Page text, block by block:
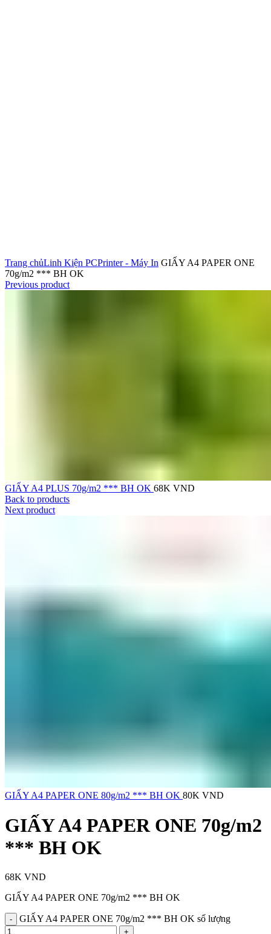
Trang chủLinh Kiện PCPrinter - Máy In GIẤY A4 PAPER ONE
70g/m2 *** BH OK
Previous product
GIẤY A4 PLUS 70g/m2 *** BH OK 68K VND
Back to products
Next product
GIẤY A4 PAPER ONE 80g/m2 *** BH OK 80K VND
GIẤY A4 PAPER ONE 70g/m2
*** BH OK
68K VND
GIẤY A4 PAPER ONE 70g/m2 *** BH OK
GIẤY A4 PAPER ONE 70g/m2 *** BH OK số lượng